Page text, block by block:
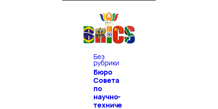
Без
рубрики
Бюро
Совета
по
научно-
техниче